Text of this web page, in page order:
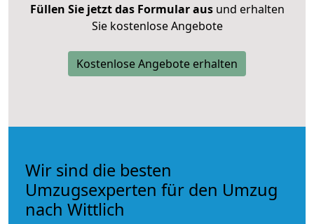
Füllen Sie jetzt das Formular ausund erhalten
Sie kostenlose Angebote
Kostenlose Angebote erhalten
Wir sind die besten
Umzugsexperten für den Umzug
nach Wittlich